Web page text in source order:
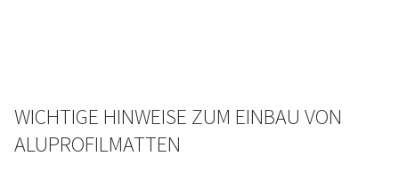
WICHTIGE HINWEISE ZUM EINBAU VON
ALUPROFILMATTEN